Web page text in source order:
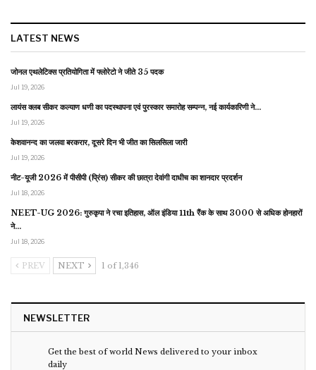
LATEST NEWS
जोनल एथलेटिक्स प्रतियोगिता में फ्लोरेटो ने जीते 35 पदक
Jul 19, 2026
लायंस क्लब सीकर कल्याण धणी का पदस्थापना एवं पुरस्कार समारोह सम्पन्न, नई कार्यकारिणी ने…
Jul 19, 2026
केशवानन्द का जलवा बरकरार, दूसरे दिन भी जीत का सिलसिला जारी
Jul 19, 2026
नीट-यूजी 2026 में पीसीपी (प्रिंस) सीकर की छात्रा देवांगी दाधीच का शानदार प्रदर्शन
Jul 18, 2026
NEET-UG 2026: गुरुकृपा ने रचा इतिहास, ऑल इंडिया 11th रैंक के साथ 3000 से अधिक होनहारों
ने…
Jul 18, 2026
PREV NEXT 1 of 1,346
NEWSLETTER
Get the best of world News delivered to your inbox
daily